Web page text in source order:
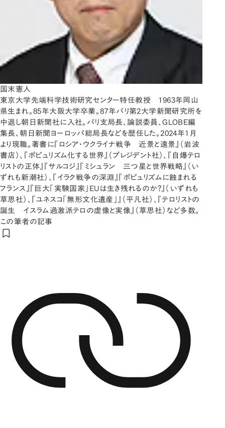
国末憲人
東京大学先端科学技術研究センター特任教授 1963年岡山
県生まれ。85年大阪大学卒業。87年パリ第2大学新聞研究所を
中退し朝日新聞社に入社。パリ支局長、論説委員、GLOBE編
集長、朝日新聞ヨーロッパ総局長などを歴任した。2024年1月
より現職。著書に『ロシア・ウクライナ戦争 近景と遠景』（岩波
書店）、『ポピュリズム化する世界』（プレジデント社）、『自爆テロ
リストの正体』『サルコジ』『ミシュラン 三つ星と世界戦略』（い
ずれも新潮社）、『イラク戦争の深淵』『ポピュリズムに蝕まれる
フランス』『巨大「実験国家」EUは生き残れるのか？』（いずれも
草思社）、『ユネスコ「無形文化遺産」』（平凡社）、『テロリストの
誕生 イスラム過激派テロの虚像と実像』（草思社）など多数。
この筆者の記事